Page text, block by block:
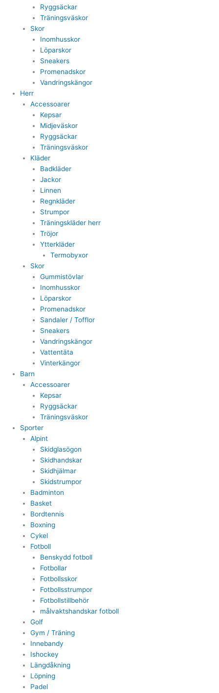
Ryggsäckar
Träningsväskor
Skor
Inomhusskor
Löparskor
Sneakers
Promenadskor
Vandringskängor
Herr
Accessoarer
Kepsar
Midjeväskor
Ryggsäckar
Träningsväskor
Kläder
Badkläder
Jackor
Linnen
Regnkläder
Strumpor
Träningskläder herr
Tröjor
Ytterkläder
Termobyxor
Skor
Gummistövlar
Inomhusskor
Löparskor
Promenadskor
Sandaler / Tofflor
Sneakers
Vandringskängor
Vattentäta
Vinterkängor
Barn
Accessoarer
Kepsar
Ryggsäckar
Träningsväskor
Sporter
Alpint
Skidglasögon
Skidhandskar
Skidhjälmar
Skidstrumpor
Badminton
Basket
Bordtennis
Boxning
Cykel
Fotboll
Benskydd fotboll
Fotbollar
Fotbollsskor
Fotbollsstrumpor
Fotbollstillbehör
målvaktshandskar fotboll
Golf
Gym / Träning
Innebandy
Ishockey
Längdåkning
Löpning
Padel